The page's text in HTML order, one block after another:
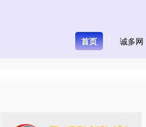
首页 诚多网